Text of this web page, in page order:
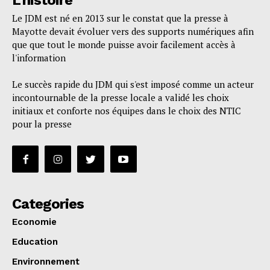
Le JDM est né en 2013 sur le constat que la presse à
Mayotte devait évoluer vers des supports numériques afin
que que tout le monde puisse avoir facilement accès à
l'information
Le succès rapide du JDM qui s'est imposé comme un acteur
incontournable de la presse locale a validé les choix
initiaux et conforte nos équipes dans le choix des NTIC
pour la presse
Categories
Economie
Education
Environnement